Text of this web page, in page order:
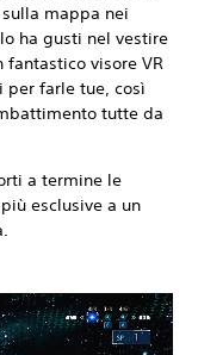
mappa nei
ha gusti nel vestire
visore VR
per farle tue, così
tutte da
a termine le
esclusive a un